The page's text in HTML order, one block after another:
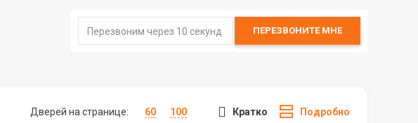
ПЕРЕЗВОНИТЕМНЕ
Дверей на странице: 60 100 Кратко Подробно